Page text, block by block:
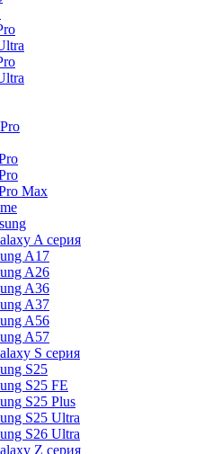
Max
A серия
A17
A26
A36
A37
A56
A57
S серия
S25
S25 FE
S25 Plus
S25 Ultra
S26 Ultra
Z серия